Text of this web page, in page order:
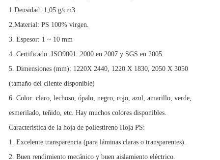
1.Densidad: 1,05 g/cm3
2.Material: PS 100% virgen.
3. Espesor: 1 ~ 10 mm
4. Certificado: ISO9001: 2000 en 2007 y SGS en 2005
5. Dimensiones (mm): 1220X 2440, 1220 X 1830, 2050 X 3050
(tamaño del cliente disponible)
6. Color: claro, lechoso, ópalo, negro, rojo, azul, amarillo, verde,
esmerilado, teñido, etc. Hay muchos colores disponibles.
Característica de la hoja de poliestireno Hoja PS:
1. Excelente transparencia (para láminas claras o transparentes).
2. Buen rendimiento mecánico y buen aislamiento eléctrico.